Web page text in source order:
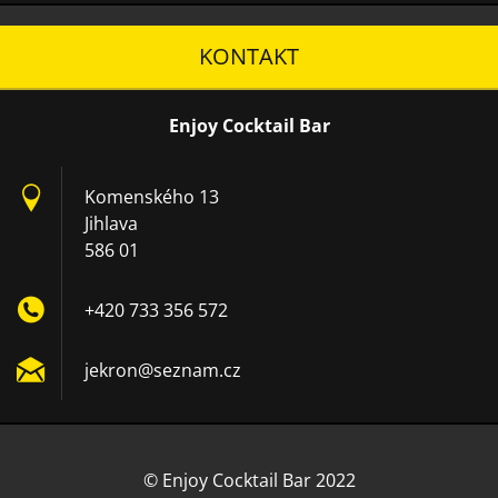
KONTAKT
Enjoy Cocktail Bar
Komenského 13
Jihlava
586 01
+420 733 356 572
jekron@seznam.cz
© Enjoy Cocktail Bar 2022